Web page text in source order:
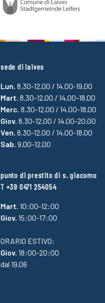
sede di laives
Lun. 8.30-12.00 / 14.00-19.00
Mart. 8.30-12.00 / 14.00-18.00
Merc. 8.30-12.00 / 14.00-18.00
Giov. 8.30-12.00 / 14.00-20.00
Ven. 8.30-12.00 / 14.00-18.00
Sab. 9.00-12.00
punto di prestito di s. giacomo
T +39 0471 254054
Mart. 10:00-12:00
Giov. 15:00-17:00
ORARIO ESTIVO:
Giov. 18:00-20:00
dal 19.06